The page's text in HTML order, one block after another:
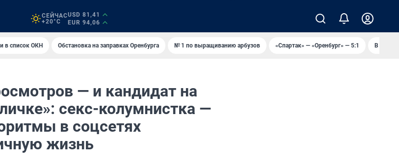
СЕЙЧАС
+20°C
USD 81,41
EUR 94,06
в список ОКН Обстановка на заправках Оренбурга № 1 по выращиванию арбузов «Спартак» — «Оренбург» — 5:1 В
— и кандидат на
секс-колумнистка —
в соцсетях
жизнь